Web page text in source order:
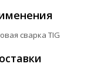
сварка TIG